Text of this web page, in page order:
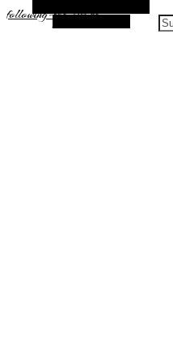
following-the-sun.de
Zufallsauswahl